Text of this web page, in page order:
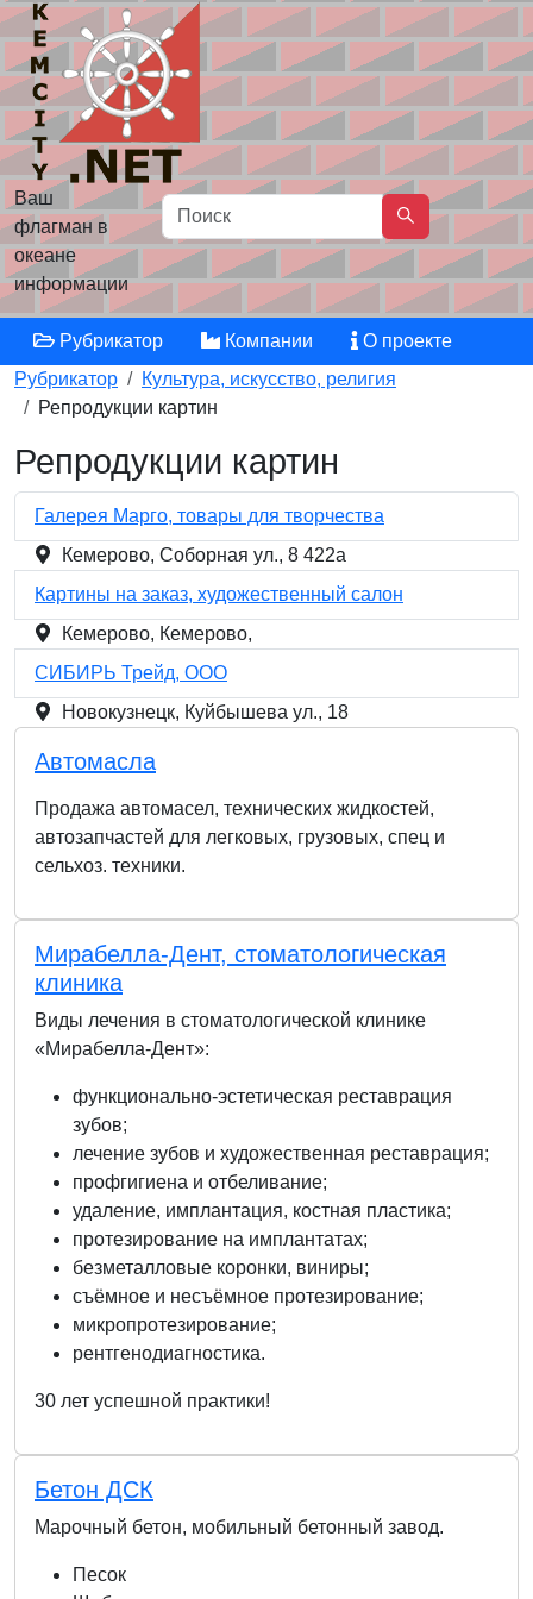
Ваш
флагман в
океане
информации
Рубрикатор Компании
О проекте
Рубрикатор
Культура, искусство, религия
Репродукции картин
Репродукции картин
Галерея Марго, товары для творчества
Кемерово, Соборная ул., 8 422а
Картины на заказ, художественный салон
Кемерово, Кемерово,
СИБИРЬ Трейд, ООО
Новокузнецк, Куйбышева ул., 18
Автомасла
Продажа автомасел, технических жидкостей,
автозапчастей для легковых, грузовых, спец и
сельхоз. техники.
Мирабелла-Дент, стоматологическая
клиника
Виды лечения в стоматологической клинике
«Мирабелла-Дент»:
функционально-эстетическая реставрация
зубов;
лечение зубов и художественная реставрация;
профгигиена и отбеливание;
удаление, имплантация, костная пластика;
протезирование на имплантатах;
безметалловые коронки, виниры;
съёмное и несъёмное протезирование;
микропротезирование;
рентгенодиагностика.
30 лет успешной практики!
Бетон ДСК
Марочный бетон, мобильный бетонный завод.
Песок